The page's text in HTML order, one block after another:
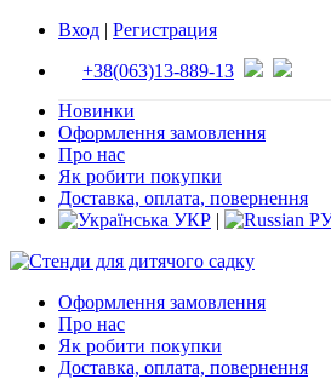
Вход | Регистрация
+38(063)13-889-13
Новинки
Оформлення замовлення
Про нас
Як робити покупки
Доставка, оплата, повернення
УКР |
Оформлення замовлення
Про нас
Як робити покупки
Доставка, оплата, повернення